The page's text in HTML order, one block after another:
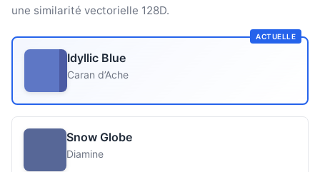
une similarité vectorielle 128D.
ACTUELLE
Idyllic Blue
Caran d’Ache
Snow Globe
Diamine